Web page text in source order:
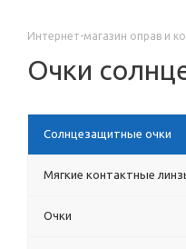
Интернет-магазин оправ и
Очки
Солнцезащитные очки
Мягкие контактные
Очки